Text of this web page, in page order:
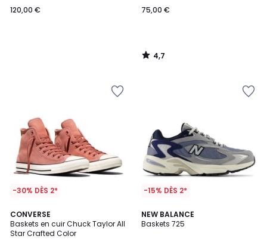
€.
120,00 €
75,00 €
4,7
/
-30% DÈS 2*
CONVERSE
Baskets en cuir Chuck Taylor All
Star Crafted Color
-15% DÈS 2*
NEW BALANCE
Baskets 725